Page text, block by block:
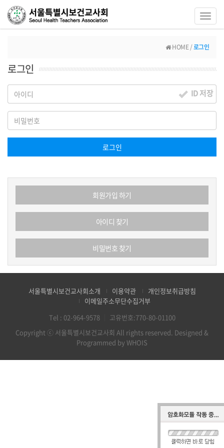
HOME /로그인
로그인
ID 저장
로그인
회원가입 하기
아이디 찾기
비밀번호 찾기
서울특별시보건교사회소개 이용약관
개인정보취급방침
이메일주소무단수집거부
Tel : 02-964-9578｜ 고유번호:770-80-01100
Copyright ⓒ 서울특별시보건교사회 All rights reserved. Designed &
Programmed by WHOIS